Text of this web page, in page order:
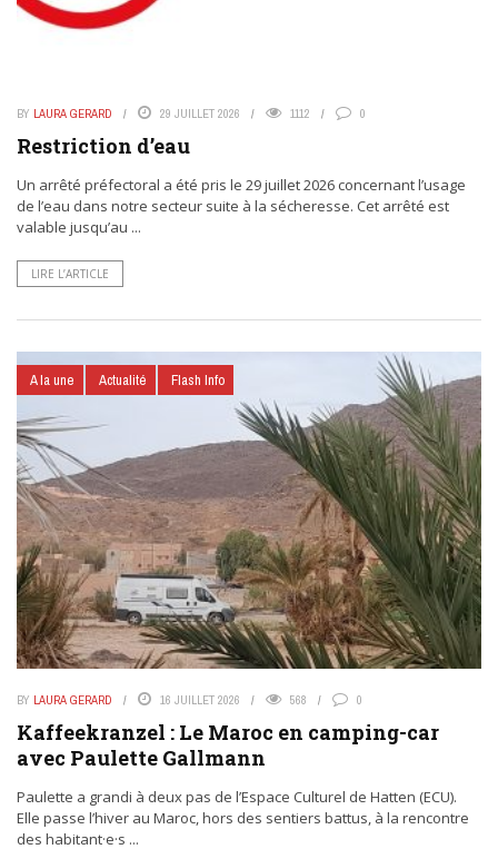
BY LAURA GERARD 29 JUILLET 2026 1112 0
Restriction d’eau
Un arrêté préfectoral a été pris le 29 juillet 2026 concernant l’usage
de l’eau dans notre secteur suite à la sécheresse. Cet arrêté est
valable jusqu’au ...
LIRE L’ARTICLE
A la une Actualité Flash Info
BY LAURA GERARD 16 JUILLET 2026 568 0
Kaffeekranzel : Le Maroc en camping-car
avec Paulette Gallmann
Paulette a grandi à deux pas de l’Espace Culturel de Hatten (ECU).
Elle passe l’hiver au Maroc, hors des sentiers battus, à la rencontre
des habitant·e·s ...